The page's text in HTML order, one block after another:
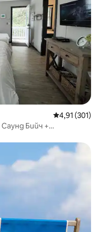
Средна
4,91 (301)
Бийч +